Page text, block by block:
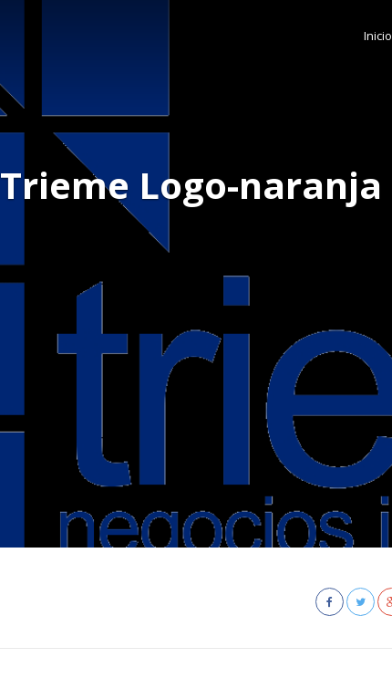
Trieme Logo-naranja
Inicio